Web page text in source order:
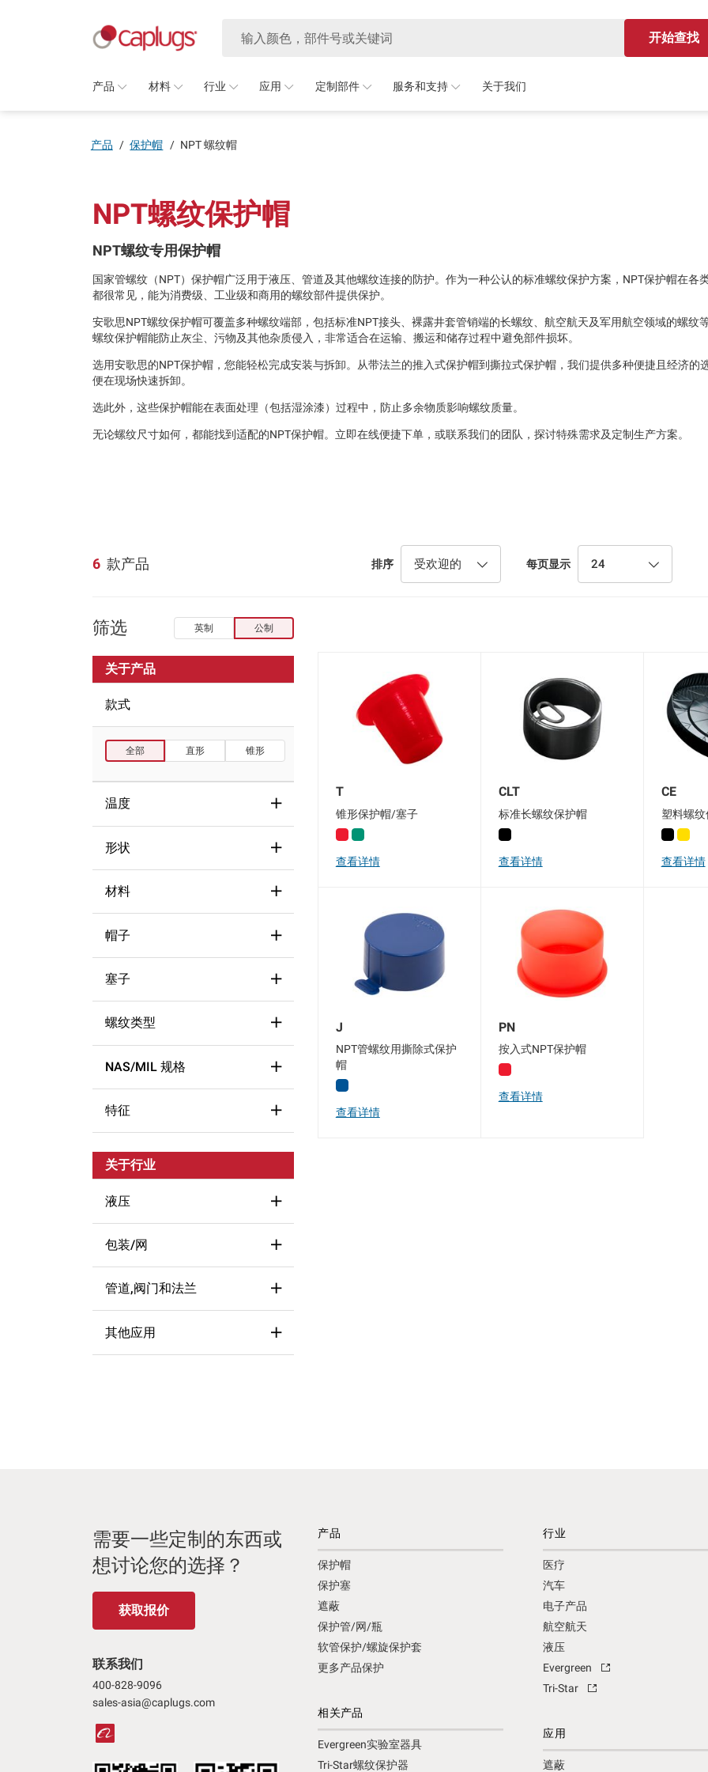
开始查找
产品 材料 行业 应用 定制部件 服务和支持 关于我们
产品 / 保护帽 / NPT 螺纹帽
NPT螺纹保护帽
NPT螺纹专用保护帽
国家管螺纹（NPT）保护帽广泛用于液压、管道及其他螺纹连接的防护。作为一种公认的标准螺纹保护方案，NPT保护帽在各
都很常见，能为消费级、工业级和商用的螺纹部件提供保护。
安歌思NPT螺纹保护帽可覆盖多种螺纹端部，包括标准NPT接头、裸露井套管销端的长螺纹、航空航天及军用航空领域的螺纹
螺纹保护帽能防止灰尘、污物及其他杂质侵入，非常适合在运输、搬运和储存过程中避免部件损坏。
选用安歌思的NPT保护帽，您能轻松完成安装与拆卸。从带法兰的推入式保护帽到撕拉式保护帽，我们提供多种便捷且经济的
便在现场快速拆卸。
选此外，这些保护帽能在表面处理（包括湿涂漆）过程中，防止多余物质影响螺纹质量。
无论螺纹尺寸如何，都能找到适配的NPT保护帽。立即在线便捷下单，或联系我们的团队，探讨特殊需求及定制生产方案。
6 款产品 排序 受欢迎的 每页显示 24
筛选 英制 公制
关于产品
款式
全部 直形 锥形
温度
93°C - 149°C (200°F - 300°F)
(1)
≤88°C (190°F)
形状
Other
Round
Tapered (2)
材料
Thermoplastic Rubber
帽子
Straight
Tapered (3)
塞子
Non-Threaded
Tapered (1)
螺纹类型
NPT (4)
NAS/MIL 规格
NAS 834
特征
Flange
Flangeless
Tear Tab (2)
关于行业
液压
Fitting Protection
包装/网
Tube Caps & Plugs
管道,阀门和法兰
Closed End Pipe Caps & Plugs
(1)
其他应用
T
锥形保护帽/塞子
查看详情
CLT
标准长螺纹保护帽
查看详情
CE
塑料螺
查看详情
J
NPT管螺纹用撕除式保护
帽
查看详情
PN
按入式NPT保护帽
查看详情
需要一些定制的东西或
想讨论您的选择？
获取报价
联系我们
400-828-9096
sales-asia@caplugs.com
产品
保护帽
保护塞
遮蔽
保护管/网/瓶
软管保护/螺旋保护套
更多产品保护
相关产品
Evergreen实验室器具
Tri-Star螺纹保护器
行业
医疗
汽车
电子产品
航空航天
液压
Evergreen
Tri-Star
应用
遮蔽